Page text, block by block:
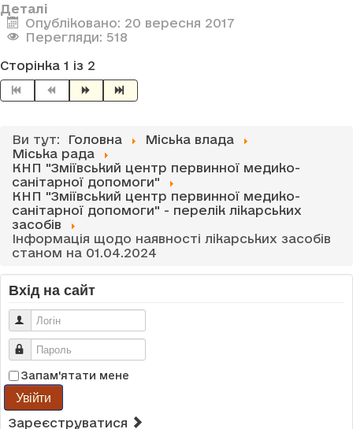
Деталі
Опубліковано: 20 вересня 2017
Перегляди: 518
Сторінка 1 із 2
Ви тут: Головна
Міська влада
Міська рада
КНП "Зміївський центр первинної медико-
санітарної допомоги"
КНП "Зміївський центр первинної медико-
санітарної допомоги" - перелік лікарських
засобів
Інформація щодо наявності лікарських засобів
станом на 01.04.2024
Вхід на сайт
Логін
Пароль
Запам'ятати мене
Увійти
Зареєструватися